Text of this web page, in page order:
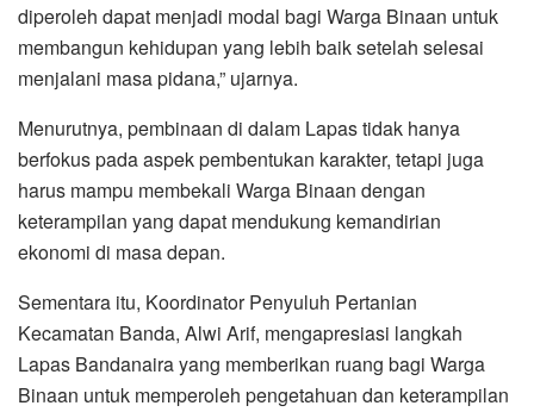
diperoleh dapat menjadi modal bagi Warga Binaan untuk
membangun kehidupan yang lebih baik setelah selesai
menjalani masa pidana,” ujarnya.
‎Menurutnya, pembinaan di dalam Lapas tidak hanya
berfokus pada aspek pembentukan karakter, tetapi juga
harus mampu membekali Warga Binaan dengan
keterampilan yang dapat mendukung kemandirian
ekonomi di masa depan.
‎Sementara itu, Koordinator Penyuluh Pertanian
Kecamatan Banda, Alwi Arif, mengapresiasi langkah
Lapas Bandanaira yang memberikan ruang bagi Warga
Binaan untuk memperoleh pengetahuan dan keterampilan